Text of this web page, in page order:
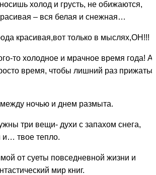
холод и грусть, не обижаются,
– вся белая и снежная…
красивая,вот только в мыслях,ОН!!!
то холодное и мрачное время года! А
время, чтобы лишний раз
ночью и днем размыта.
три вещи- духи с запахом снега,
и… твое тепло.
от суеты повседневной жизни и
мир книг.